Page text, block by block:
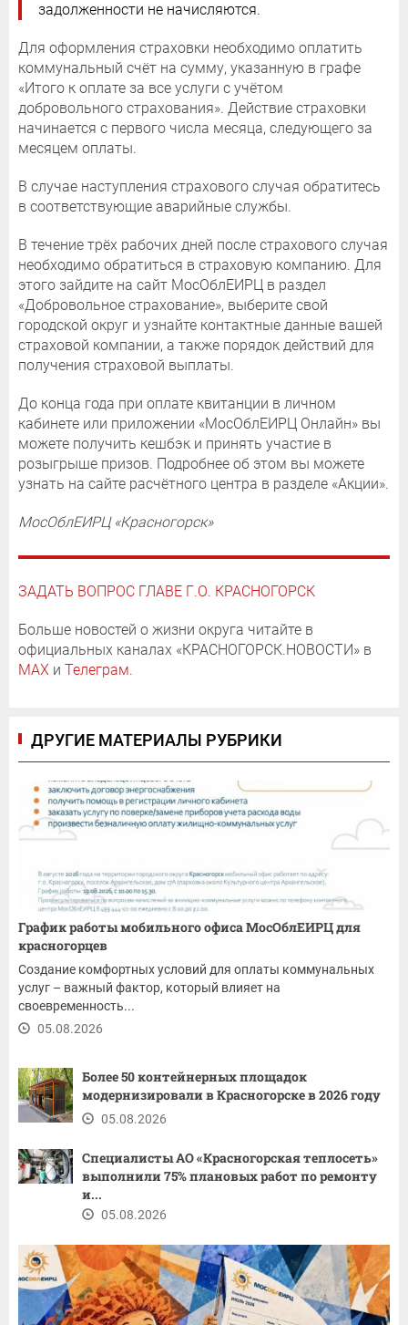
задолженности не начисляются.
Для оформления страховки необходимо оплатить
коммунальный счёт на сумму, указанную в графе
«Итого к оплате за все услуги с учётом
добровольного страхования». Действие страховки
начинается с первого числа месяца, следующего за
месяцем оплаты.
В случае наступления страхового случая обратитесь
в соответствующие аварийные службы.
В течение трёх рабочих дней после страхового случая
необходимо обратиться в страховую компанию. Для
этого зайдите на сайт МосОблЕИРЦ в раздел
«Добровольное страхование», выберите свой
городской округ и узнайте контактные данные вашей
страховой компании, а также порядок действий для
получения страховой выплаты.
До конца года при оплате квитанции в личном
кабинете или приложении «МосОблЕИРЦ Онлайн» вы
можете получить кешбэк и принять участие в
розыгрыше призов. Подробнее об этом вы можете
узнать на сайте расчётного центра в разделе «Акции».
МосОблЕИРЦ «Красногорск»
ЗАДАТЬ ВОПРОС ГЛАВЕ Г.О. КРАСНОГОРСК
Больше новостей о жизни округа читайте в
официальных каналах «КРАСНОГОРСК.НОВОСТИ» в
MAX и Телеграм.
ДРУГИЕ МАТЕРИАЛЫ РУБРИКИ
График работы мобильного офиса МосОблЕИРЦ для
красногорцев
Создание комфортных условий для оплаты коммунальных
услуг – важный фактор, который влияет на
своевременность...
05.08.2026
Более 50 контейнерных площадок
модернизировали в Красногорске в 2026 году
05.08.2026
Специалисты АО «Красногорская теплосеть»
выполнили 75% плановых работ по ремонту
и...
05.08.2026